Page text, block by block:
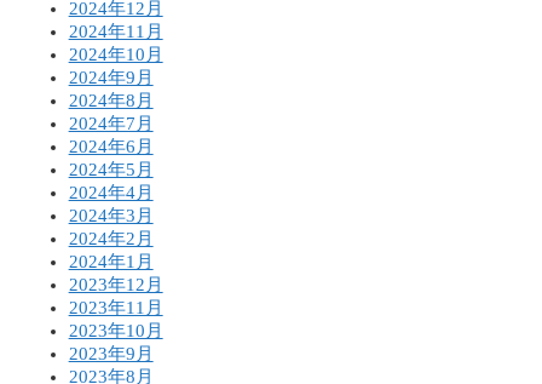
2024年12月
2024年11月
2024年10月
2024年9月
2024年8月
2024年7月
2024年6月
2024年5月
2024年4月
2024年3月
2024年2月
2024年1月
2023年12月
2023年11月
2023年10月
2023年9月
2023年8月